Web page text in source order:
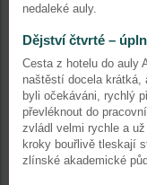
nedaleké auly.
Dějství čtvrté –
Cesta z hotelu do auly
naštěstí docela krátká,
byli očekáváni, rychlý
převléknout do
zvládl velmi rychle a
kroky bouřlivě tleskají
zlínské akademické